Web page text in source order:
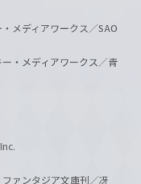
メディアワークス／SAO
・メディアワークス／青
ァンタジア文庫刊／冴